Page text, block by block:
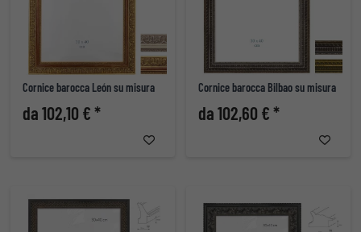
Cornice barocca León su misura
da 102,10 € *
Cornice barocca Bilbao su misura
da 102,60 € *